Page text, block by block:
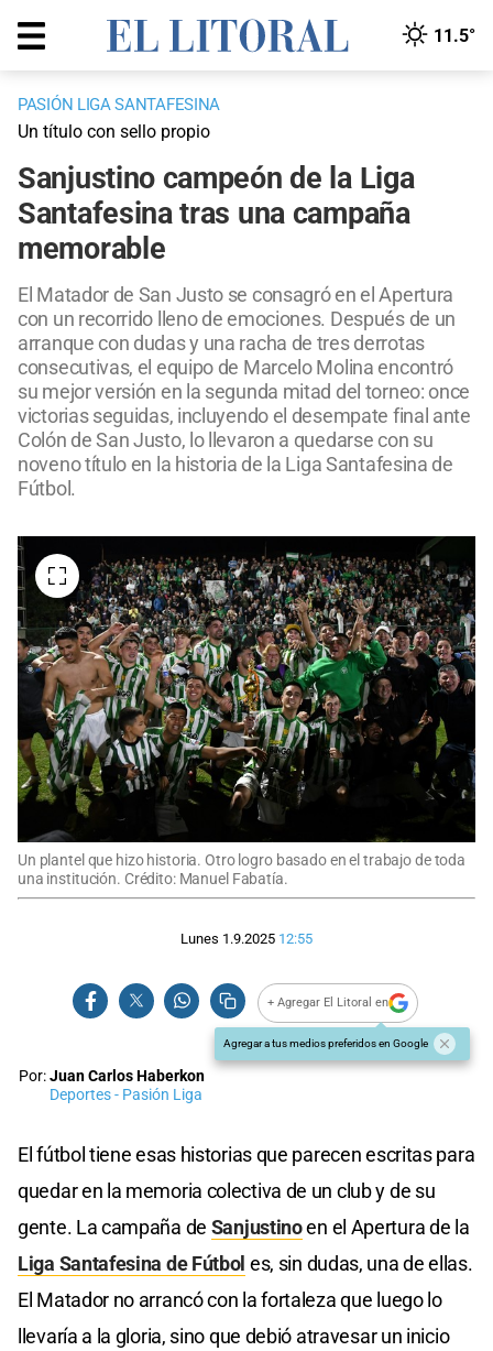
11.5°
PASIÓN LIGA SANTAFESINA
Un título con sello propio
Sanjustino campeón de la Liga
Santafesina tras una campaña
memorable
El Matador de San Justo se consagró en el Apertura
con un recorrido lleno de emociones. Después de un
arranque con dudas y una racha de tres derrotas
consecutivas, el equipo de Marcelo Molina encontró
su mejor versión en la segunda mitad del torneo: once
victorias seguidas, incluyendo el desempate final ante
Colón de San Justo, lo llevaron a quedarse con su
noveno título en la historia de la Liga Santafesina de
Fútbol.
Un plantel que hizo historia. Otro logro basado en el trabajo de toda
una institución. Crédito: Manuel Fabatía.
Lunes 1.9.2025 12:55
+ Agregar El Litoral en
Agregar a tus medios preferidos en Google
Por:Juan Carlos Haberkon
Deportes - Pasión Liga
El fútbol tiene esas historias que parecen escritas para
quedar en la memoria colectiva de un club y de su
gente. La campaña de Sanjustinoen el Apertura de la
Liga Santafesina de Fútbol es, sin dudas, una de ellas.
El Matador no arrancó con la fortaleza que luego lo
llevaría a la gloria, sino que debió atravesar un inicio